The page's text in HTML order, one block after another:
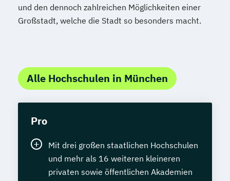
und den dennoch zahlreichen Möglichkeiten einer
Großstadt, welche die Stadt so besonders macht.
Alle Hochschulen in München
Pro
Mit drei großen staatlichen Hochschulen
und mehr als 16 weiteren kleineren
privaten sowie öffentlichen Akademien